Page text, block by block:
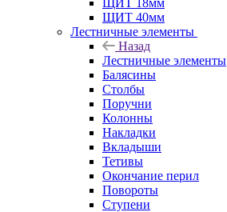
ЩИТ 18мм
ЩИТ 40мм
Лестничные элементы
Назад
Лестничные элементы
Балясины
Столбы
Поручни
Колонны
Накладки
Вкладыши
Тетивы
Окончание перил
Повороты
Ступени